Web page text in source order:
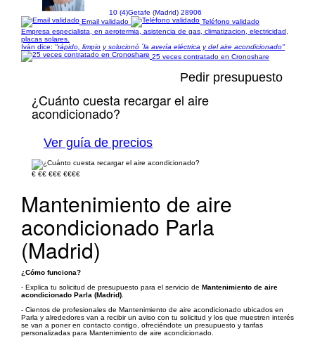
10 (4)Getafe (Madrid) 28906
Email validado
Teléfono validado
Empresa especialista, en aerotermia, asistencia de gas, climatizacion, electricidad,
placas solares.
Iván dice: "rápido, limpio y solucionó ´la avería eléctrica y del aire acondicionado"
25 veces contratado en Cronoshare
Pedir presupuesto
¿Cuánto cuesta recargar el aire
acondicionado?
Ver guía de precios
€ €€ €€€ €€€€
Mantenimiento de aire
acondicionado Parla
(Madrid)
¿Cómo funciona?
- Explica tu solicitud de presupuesto para el servicio de Mantenimiento de aire
acondicionado Parla (Madrid)
- Cientos de profesionales de Mantenimiento de aire acondicionado ubicados en
Parla y alrededores van a recibir un aviso con tu solicitud y los que muestren interés
se van a poner en contacto contigo, ofreciéndote un presupuesto y tarifas
personalizadas para Mantenimiento de aire acondicionado.